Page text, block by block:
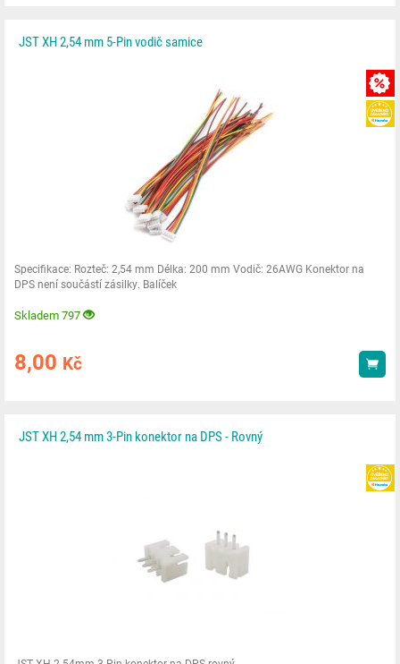
JST XH 2,54 mm 5-Pin vodič samice
Specifikace: Rozteč: 2,54 mm Délka: 200 mm Vodič: 26AWG Konektor na
DPS není součástí zásilky. Balíček
Skladem 797
8,00 Kč
JST XH 2,54 mm 3-Pin konektor na DPS - Rovný